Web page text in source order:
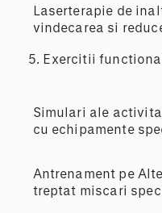
Laserterapie de
vindecarea si
5. Exercitii
Simulari ale
cu echipamente
Antrenament pe
treptat miscari